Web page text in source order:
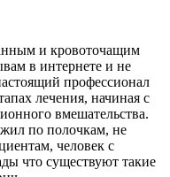
и кровоточащим
в интернете и не
профессионал
лечения, начиная с
вмешательства.
по полочкам, не
человек с
что существуют такие